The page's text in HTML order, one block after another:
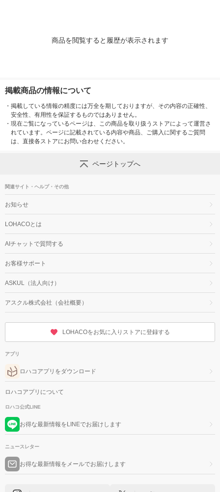
商品を閲覧すると履歴が表示されます
掲載商品の情報について
・ 掲載している情報の精度には万全を期しておりますが、その内容の正確性、
安全性、有用性を保証するものではありません。
・ 現在ご覧になっているページは、この商品を取り扱うストアによって運営さ
れています。ページに記載されている内容や商品、ご購入に関するご質問
は、直接各ストアにお問い合わせください。
ページトップへ
関連サイト・ヘルプ・その他
お知らせ
LOHACOとは
AIチャットで質問する
お客様サポート
ASKUL（法人向け）
アスクル株式会社（会社概要）
LOHACOをお気に入りストアに登録する
アプリ
ロハコアプリをダウンロード
ロハコアプリについて
ロハコ公式LINE
お得な最新情報をLINEでお届けします
ニュースレター
お得な最新情報をメールでお届けします